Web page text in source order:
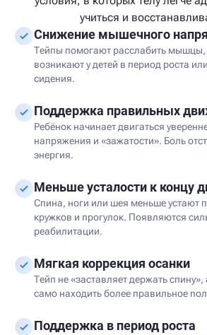
учиться и
Снижение мышечного
Тейпы помогают расслабить мышцы,
возникают у детей в период роста
сидения.
Поддержка правильных
Ребёнок начинает двигаться
напряжения и «зажатости». Боль
энергия.
Меньше усталости к концу
Спина, ноги или шея меньше устают
кружков и прогулок. Появляются
реабилитации.
Мягкая коррекция осанки
Тейп не «заставляет держать спину»,
само находить более правильное
Поддержка в период роста